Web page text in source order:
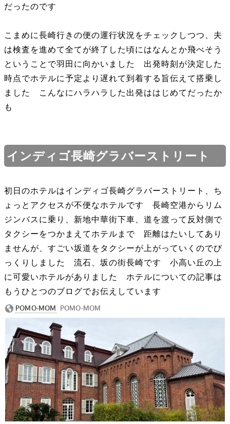
だったのです
こまめに長崎行きの便の運行状況をチェックしつつ、夫
は検査を進めて全てが終了した頃にはなんとか飛べそう
ということで羽田に向かいました 出発時刻が決定した
時点でホテルに予定より遅れて到着する旨伝えて搭乗し
ました こんなにハラハラした出発ははじめてだったか
も
インディゴ長崎グラバーストリート
初日のホテルはインディゴ長崎グラバーストリート、ち
ょっとアクセスが不便なホテルです 長崎空港からリム
ジンバスに乗り、新地中華街下車、道を渡って反対側で
タクシーをつかまえてホテルまで 距離はたいしてあり
ませんが、すごい坂道をタクシーが上がっていくのでび
っくりしました 流石、坂の街長崎です 小高い丘の上
に可愛いホテルがありました ホテルについての記事は
もうひとつのブログでお伝えしています